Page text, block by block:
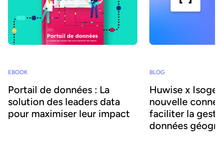
EBOOK
Portail de données : La
solution des leaders data
pour maximiser leur impact
BLOG
Huwise x
nouvelle
faciliter la
données